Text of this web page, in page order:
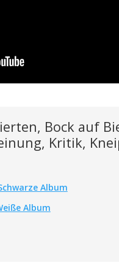
Bock auf
Kritik,
Album
Album